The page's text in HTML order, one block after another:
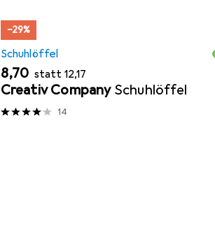
−29%
Schuhlöffel
EUR
8,70 statt EUR
12,17
Creativ Company Schuhlöffel
14